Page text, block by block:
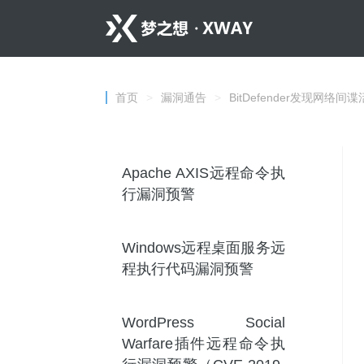
首页 漏洞通告 BitDefender发现网络间谍
Apache AXIS远程命令执
行漏洞预警
Windows远程桌面服务远
程执行代码漏洞预警
WordPress Social
Warfare插件远程命令执